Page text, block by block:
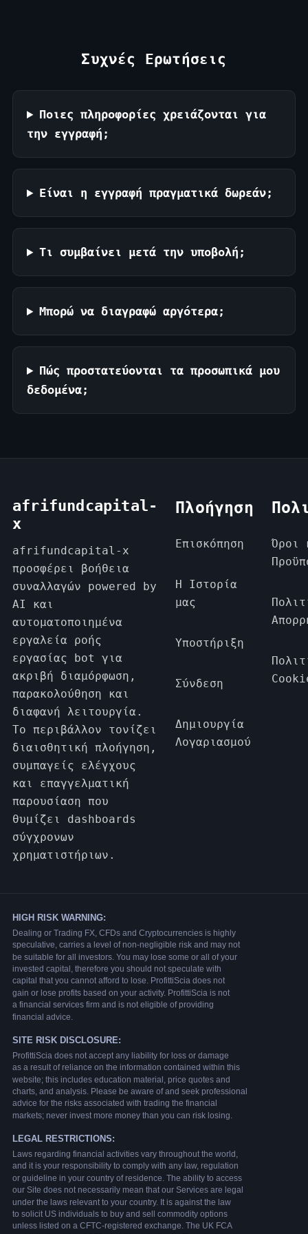
Συχνές Ερωτήσεις
Ποιες πληροφορίες χρειάζονται για
την εγγραφή;
Είναι η εγγραφή πραγματικά δωρεάν;
Τι συμβαίνει μετά την υποβολή;
Μπορώ να διαγραφώ αργότερα;
Πώς προστατεύονται τα προσωπικά μου
δεδομένα;
afrifundcapital-
x
afrifundcapital-x
προσφέρει βοήθεια
συναλλαγών powered by
AI και
αυτοματοποιημένα
εργαλεία ροής
εργασίας bot για
ακριβή διαμόρφωση,
παρακολούθηση και
διαφανή λειτουργία.
Το περιβάλλον τονίζει
διαισθητική πλοήγηση,
συμπαγείς ελέγχους
και επαγγελματική
παρουσίαση που
θυμίζει dashboards
σύγχρονων
χρηματιστήριων.
Πλοήγηση
Επισκόπηση
Η Ιστορία
μας
Υποστήριξη
Σύνδεση
Δημιουργία
Λογαριασμού
Όροι